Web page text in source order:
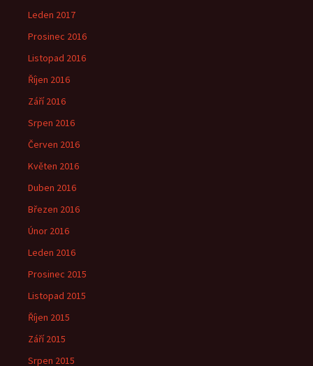
Leden 2017
Prosinec 2016
Listopad 2016
Říjen 2016
Září 2016
Srpen 2016
Červen 2016
Květen 2016
Duben 2016
Březen 2016
Únor 2016
Leden 2016
Prosinec 2015
Listopad 2015
Říjen 2015
Září 2015
Srpen 2015